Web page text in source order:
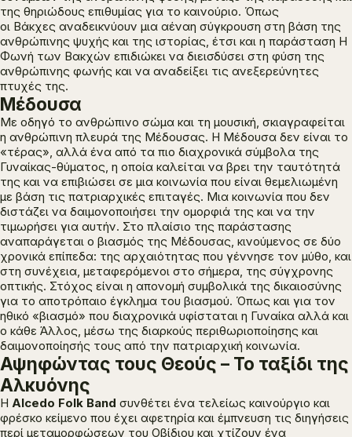
της θηριώδους επιθυμίας για το καινούριο. Όπως
οι Βάκχες αναδεικνύουν μια αέναη σύγκρουση στη βάση της
ανθρώπινης ψυχής και της ιστορίας, έτσι και η παράσταση Η
Φωνή των Βακχών επιδιώκει να διεισδύσει στη φύση της
ανθρώπινης φωνής και να αναδείξει τις ανεξερεύνητες
πτυχές της.
Μέδουσα
Με οδηγό το ανθρώπινο σώμα και τη μουσική, σκιαγραφείται
η ανθρώπινη πλευρά της Μέδουσας. Η Μέδουσα δεν είναι το
«τέρας», αλλά ένα από τα πιο διαχρονικά σύμβολα της
Γυναίκας-θύματος, η οποία καλείται να βρει την ταυτότητά
της και να επιβιώσει σε μια κοινωνία που είναι θεμελιωμένη
με βάση τις πατριαρχικές επιταγές. Μια κοινωνία που δεν
διστάζει να δαιμονοποιήσει την ομορφιά της και να την
τιμωρήσει για αυτήν. Στο πλαίσιο της παράστασης
αναπαράγεται ο βιασμός της Μέδουσας, κινούμενος σε δύο
χρονικά επίπεδα: της αρχαιότητας που γέννησε τον μύθο, και
στη συνέχεια, μεταφερόμενοι στο σήμερα, της σύγχρονης
οπτικής. Στόχος είναι η απονομή συμβολικά της δικαιοσύνης
για το αποτρόπαιο έγκλημα του βιασμού. Όπως και για τον
ηθικό «βιασμό» που διαχρονικά υφίσταται η Γυναίκα αλλά και
ο κάθε Άλλος, μέσω της διαρκούς περιθωριοποίησης και
δαιμονοποίησής τους από την πατριαρχική κοινωνία.
Αψηφώντας τους Θεούς – Το ταξίδι της
Αλκυόνης
H Alcedo Folk Band συνθέτει ένα τελείως καινούργιο και
φρέσκο κείμενο που έχει αφετηρία και έμπνευση τις διηγήσεις
περί μεταμορφώσεων του Οβίδιου και χτίζουν ένα